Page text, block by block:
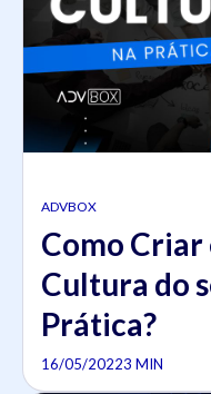
ADVBOX
Como
Cultura do
Prática?
16/05/20223 MIN